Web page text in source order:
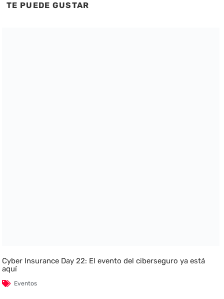
TE PUEDE GUSTAR
Cyber Insurance Day 22: El evento del ciberseguro ya está
aquí
Eventos